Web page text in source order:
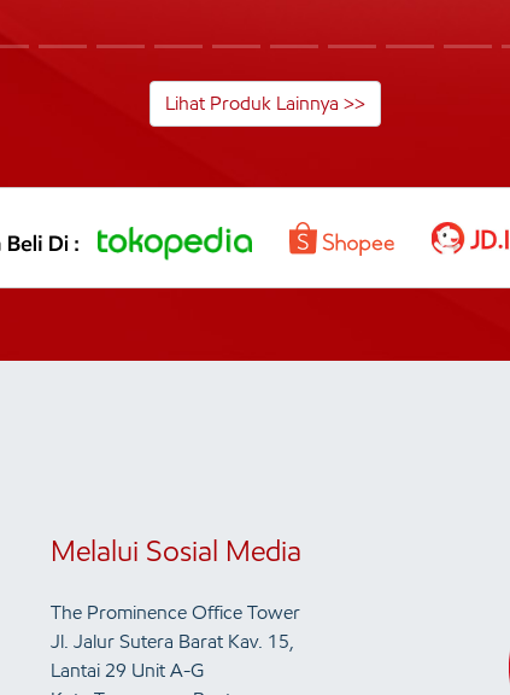
Lihat Produk Lainnya >>
Melalui Sosial Media
The Prominence Office Tower
Jl. Jalur Sutera Barat Kav. 15,
Lantai 29 Unit A-G